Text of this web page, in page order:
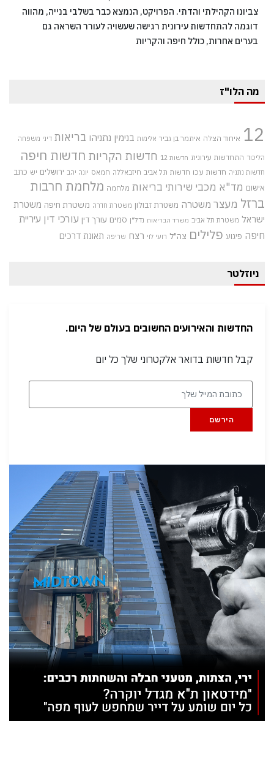
צביונו הקהילתי והדתי. הפרויקט, הנמצא כבר בשלבי בנייה, מהווה
דוגמה להתחדשות עירונית רגישה שעשויה לעורר השראה גם
בערים אחרות, כולל חיפה והקריות
מה הלו"ז
12 איחוד הצלה איתמר בן גביר אלימות בנימין נתניהו בריאות דיני משפחה
הליכוד התחדשות עירונית חדשות 12 חדשות הקריות חדשות חיפה
חדשות נתניה חדשות עכו חדשות תל אביב חיזבאללה חמאס יונה יהב ירושלים יש כתב
אישום מד"א מכבי שירותי בריאות מלחמה מלחמת חרבות
ברזל מעצר משטרה משטרת זבולון משטרת חדרה משטרת חיפה משטרת
ישראל משטרת תל אביב משרד הבריאות נדל"ן סמים עורך דין עורכי דין עיריית
חיפה פיגוע פלילים צה"ל רועי לוי רצח שריפה תאונת דרכים
ניוזלטר
החדשות והאירועים החשובים בעולם של היום.
קבל חדשות בדואר אלקטרוני שלך כל יום
הירשם